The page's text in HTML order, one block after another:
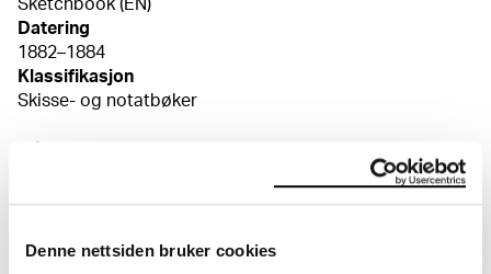
Denne nettsiden bruker cookies
Sketchbook (EN)
Datering
1882–1884
Klassifikasjon
Skisse- og notatbøker
Munchmuseet